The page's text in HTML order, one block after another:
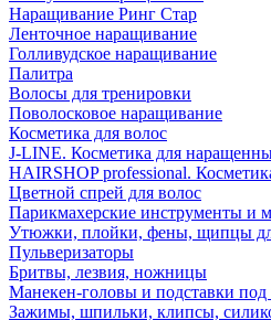
Наращивание Ринг Стар
Ленточное наращивание
Голливудское наращивание
Палитра
Волосы для тренировки
Поволосковое наращивание
Косметика для волос
J-LINE. Косметика для
HAIRSHOP professional.
Цветной спрей для волос
Парикмахерские инструменты и
Утюжки, плойки, фены, щипцы
Пульверизаторы
Бритвы, лезвия, ножницы
Манекен-головы и подставки
Зажимы, шпильки, клипсы,